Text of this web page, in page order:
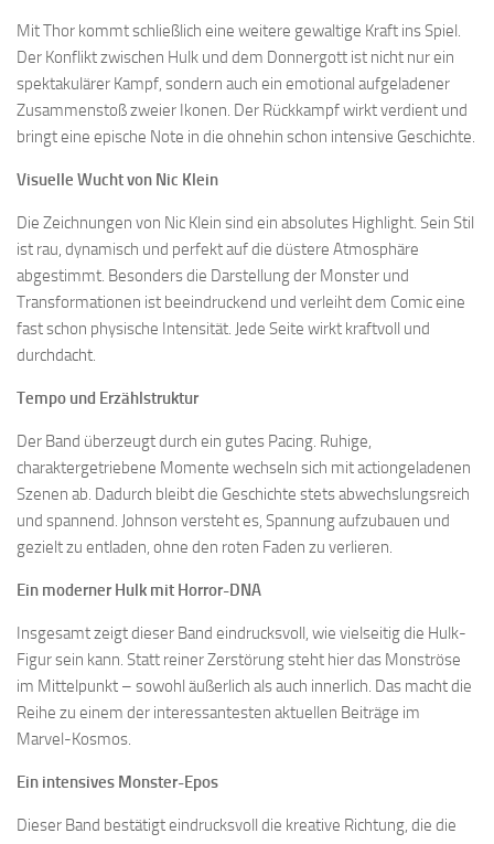
Mit Thor kommt schließlich eine weitere gewaltige Kraft ins Spiel.
Der Konflikt zwischen Hulk und dem Donnergott ist nicht nur ein
spektakulärer Kampf, sondern auch ein emotional aufgeladener
Zusammenstoß zweier Ikonen. Der Rückkampf wirkt verdient und
bringt eine epische Note in die ohnehin schon intensive Geschichte.
Visuelle Wucht von Nic Klein
Die Zeichnungen von Nic Klein sind ein absolutes Highlight. Sein Stil
ist rau, dynamisch und perfekt auf die düstere Atmosphäre
abgestimmt. Besonders die Darstellung der Monster und
Transformationen ist beeindruckend und verleiht dem Comic eine
fast schon physische Intensität. Jede Seite wirkt kraftvoll und
durchdacht.
Tempo und Erzählstruktur
Der Band überzeugt durch ein gutes Pacing. Ruhige,
charaktergetriebene Momente wechseln sich mit actiongeladenen
Szenen ab. Dadurch bleibt die Geschichte stets abwechslungsreich
und spannend. Johnson versteht es, Spannung aufzubauen und
gezielt zu entladen, ohne den roten Faden zu verlieren.
Ein moderner Hulk mit Horror-DNA
Insgesamt zeigt dieser Band eindrucksvoll, wie vielseitig die Hulk-
Figur sein kann. Statt reiner Zerstörung steht hier das Monströse
im Mittelpunkt – sowohl äußerlich als auch innerlich. Das macht die
Reihe zu einem der interessantesten aktuellen Beiträge im
Marvel-Kosmos.
Ein intensives Monster-Epos
Dieser Band bestätigt eindrucksvoll die kreative Richtung, die die